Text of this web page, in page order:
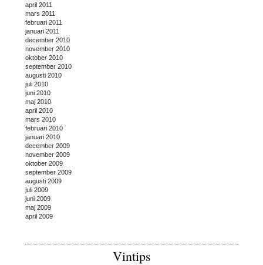
april 2011
mars 2011
februari 2011
januari 2011
december 2010
november 2010
oktober 2010
september 2010
augusti 2010
juli 2010
juni 2010
maj 2010
april 2010
mars 2010
februari 2010
januari 2010
december 2009
november 2009
oktober 2009
september 2009
augusti 2009
juli 2009
juni 2009
maj 2009
april 2009
Vintips